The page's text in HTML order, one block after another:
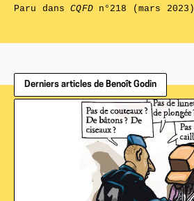
Paru dansCQFDn°218 (mars 2023)
Derniers articles de Benoît Godin